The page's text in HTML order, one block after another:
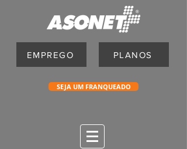
EMPREGO PLANOS
SEJA UM FRANQUEADO